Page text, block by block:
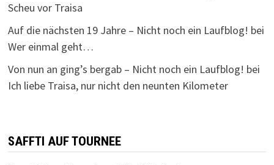
Scheu vor Traisa
Auf die nächsten 19 Jahre – Nicht noch ein Laufblog! bei
Wer einmal geht…
Von nun an ging’s bergab – Nicht noch ein Laufblog! bei
Ich liebe Traisa, nur nicht den neunten Kilometer
SAFFTI AUF TOURNEE